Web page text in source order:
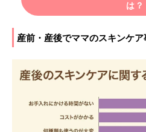
は？
産前・産後でママのスキンケ